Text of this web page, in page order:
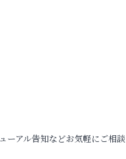
ーアル告知などお気軽にご相